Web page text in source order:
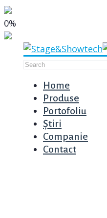
0%
Home
Produse
Portofoliu
Știri
Companie
Contact